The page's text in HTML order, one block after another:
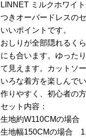
LINNET ミルクホワイ
つきオーバードレスの
いいポイントです。
おしりが全部隠れるく
にも合います。ゆった
て見えます。カットソ
いろな着方を楽しんで
作りやすく、初心者の
セット内容：
生地約W110CMの
生地幅150CMの場合